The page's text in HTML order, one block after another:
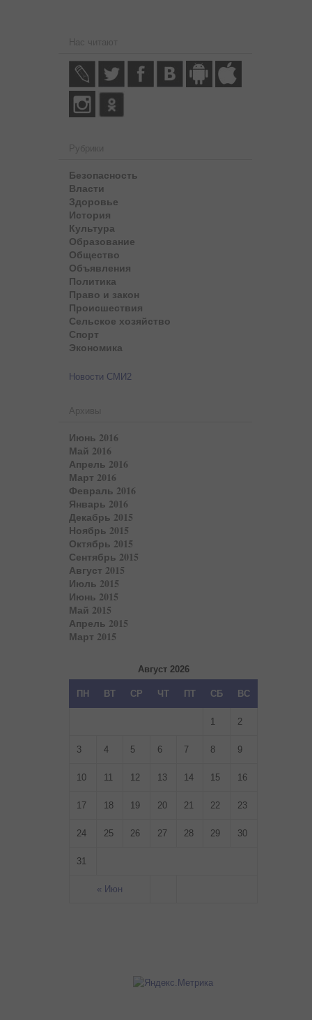
Нас читают
Рубрики
Безопасность
Власти
Здоровье
История
Культура
Образование
Общество
Объявления
Политика
Право и закон
Происшествия
Сельское хозяйство
Спорт
Экономика
Новости СМИ2
Архивы
Июнь 2016
Май 2016
Апрель 2016
Март 2016
Февраль 2016
Январь 2016
Декабрь 2015
Ноябрь 2015
Октябрь 2015
Сентябрь 2015
Август 2015
Июль 2015
Июнь 2015
Май 2015
Апрель 2015
Март 2015
Август 2026
ПН ВТ СР ЧТ ПТ СБ ВС
« Июн
1 2
3 4 5 6 7 8 9
10 11 12 13 14 15 16
17 18 19 20 21 22 23
24 25 26 27 28 29 30
31